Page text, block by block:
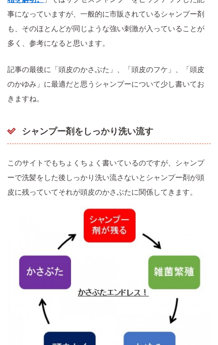
事になっていますが、一般的に市販されているシャンプー剤
も、そのほとんどが同じような強い刺激が入っていることが
多く、参考になると思います。
記事の最後に「頭皮のかさぶた」、「頭皮のフケ」、「頭皮
のかゆみ」に最適だと思うシャンプーについて少し書いてお
きますね。
シャンプー剤をしっかり洗い流す
このサイトでもちょくちょく書いているのですが、シャンプ
ーで洗髪をした後しっかり洗い流さないとシャンプー剤が頭
皮に残っていてそれが頭皮のかさぶたに関係してきます。